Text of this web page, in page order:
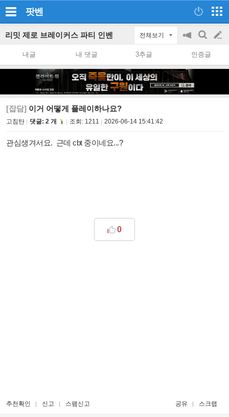
팟벤
리밋 제로 브레이커스 파티 인벤 전체보기
공
on/off
검
색
글
쓰
내글 내 댓글 3추글 인증글
[잡담] 이거 어떻게 플레이하나요?
고침탄 댓글: 2 개 조회: 1211 2026-06-14 15:41:42
관심생겨서요. 근데 cbt 중이네요...?
0
추천확인 신고 스팸신고 공유 스크랩